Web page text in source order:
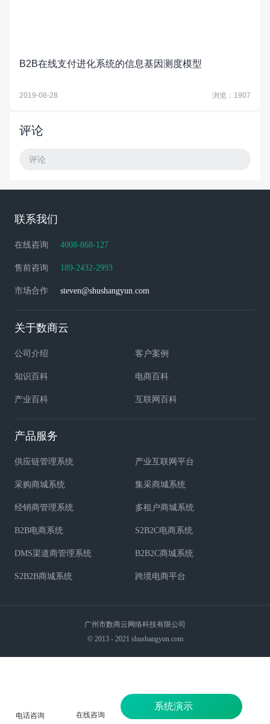
B2B在线支付进化系统的信息基因测度模型
2019-08-28 浏览：1907
评论
评论
联系我们
在线咨询 4008-868-127
售前咨询 189-2432-2993
市场合作 steven@shushangyun.com
关于数商云
公司介绍 客户案例
知识百科 电商百科
产业百科 互联网百科
产品服务
供应链管理系统 产业互联网平台
采购商城系统 集采商城系统
经销商管理系统 多租户商城系统
B2B电商系统 S2B2C电商系统
DMS渠道商管理系统 B2B2C商城系统
S2B2B商城系统 跨境电商平台
广州市数商云网络科技有限公司
© 2013 - 2021 shushangyun.com
电话咨询 在线咨询
系统演示